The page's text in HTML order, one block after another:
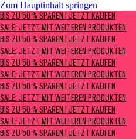
Zum Hauptinhalt springen
BIS ZU 50 % SPAREN | Jetzt kaufen
Sale: Jetzt mit weiteren Produkten
BIS ZU 50 % SPAREN | JETZT KAUFEN
SALE: JETZT MIT WEITEREN PRODUKTEN
BIS ZU 50 % SPAREN | JETZT KAUFEN
SALE: JETZT MIT WEITEREN PRODUKTEN
BIS ZU 50 % SPAREN | JETZT KAUFEN
SALE: JETZT MIT WEITEREN PRODUKTEN
BIS ZU 50 % SPAREN | JETZT KAUFEN
SALE: JETZT MIT WEITEREN PRODUKTEN
BIS ZU 50 % SPAREN | JETZT KAUFEN
SALE: JETZT MIT WEITEREN PRODUKTEN
BIS ZU 50 % SPAREN | JETZT KAUFEN